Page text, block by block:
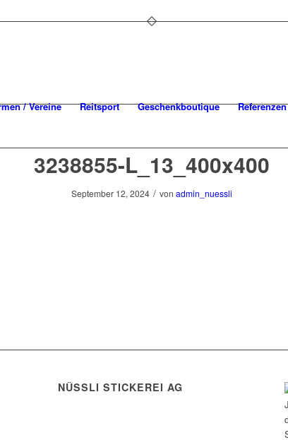
/ Vereine Reitsport Geschenkboutique Referenzen
3238855-L_13_400x400
September 12, 2024 / von admin_nuessli
NÜSSLI STICKEREI AG